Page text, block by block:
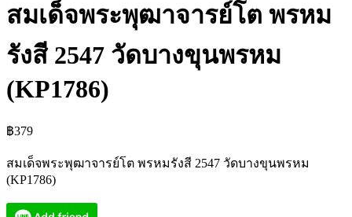
สมเด็จพระพุฒาจารย์โต พรหม
รังสี 2547 วัดบางขุนพรหม
(KP1786)
฿379
สมเด็จพระพุฒาจารย์โต พรหมรังสี 2547 วัดบางขุนพรหม
(KP1786)